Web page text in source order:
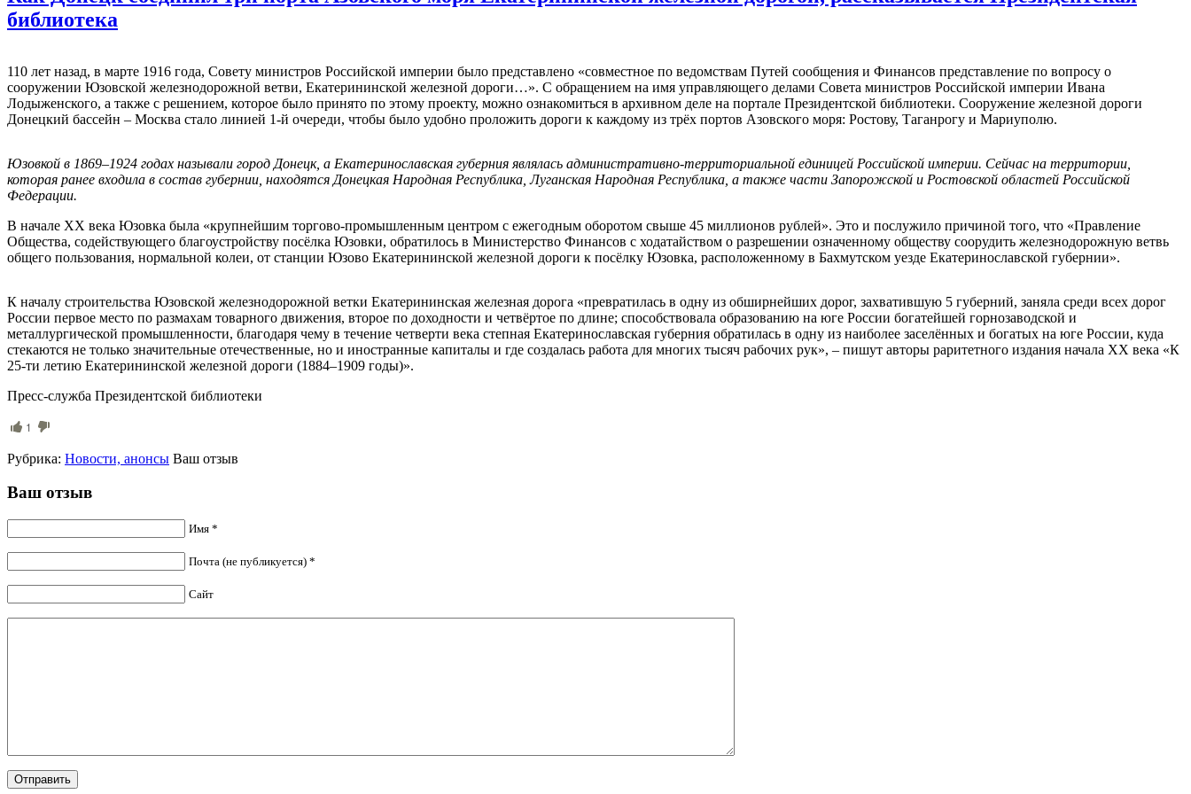
библиотека
110 лет назад, в марте 1916 года, Совету министров Российской империи было представлено «совместное по ведомствам Путей сообщения и Финансов представление по вопросу о
сооружении Юзовской железнодорожной ветви, Екатерининской железной дороги…». С обращением на имя управляющего делами Совета министров Российской империи Ивана
Лодыженского, а также с решением, которое было принято по этому проекту, можно ознакомиться в архивном деле на портале Президентской библиотеки. Сооружение железной дороги
Донецкий бассейн – Москва стало линией 1-й очереди, чтобы было удобно проложить дороги к каждому из трёх портов Азовского моря: Ростову, Таганрогу и Мариуполю.
Юзовкой в 1869–1924 годах называли город Донецк, а Екатеринославская губерния являлась административно-территориальной единицей Российской империи. Сейчас на территории
которая ранее входила в состав губернии, находятся Донецкая Народная Республика , Луганская Народная Республика, а также части Запорожской и Ростовской областей Российской
Федерации.
В начале XX века Юзовка была «крупнейшим торгово-промышленным центром с ежегодным оборотом свыше 45 миллионов рублей». Это и послужило причиной того, что «Правление
Общества, содействующего благоустройству посёлка Юзовки, обратилось в Министерство Финансов с ходатайством о разрешении означенному обществу соорудить железнодорожную ветвь
общего пользования, нормальной колеи, от станции Юзово Екатерининской железной дороги к посёлку Юзовка, расположенному в Бахмутском уезде Екатеринославской губернии».
К началу строительства Юзовской железнодорожной ветки Екатерининская железная дорога «превратилась в одну из обширнейших дорог, захватившую 5 губерний, заняла среди всех дорог
России первое место по размахам товарного движения, второе по доходности и четвёртое по длине; способствовала образованию на юге России богатейшей горнозаводской и
металлургической промышленности, благодаря чему в течение четверти века степная Екатеринославская губерния обратилась в одну из наиболее заселённых и богатых на юге России, куда
стекаются не только значительные отечественные, но и иностранные капиталы и где создалась работа для многих тысяч рабочих рук», – пишут авторы раритетного издания начала XX века «К
25-ти летию Екатерининской железной дороги (1884–1909 годы)».
Пресс-служба Президентской библиотеки
1
Рубрика: Новости, анонсы Ваш отзыв
Ваш отзыв
Имя *
Почта (не публикуется) *
Сайт